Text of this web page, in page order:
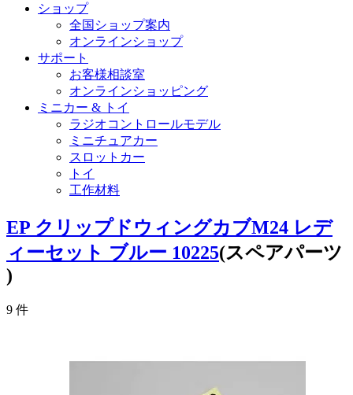
ショップ
全国ショップ案内
オンラインショップ
サポート
お客様相談室
オンラインショッピング
ミニカー & トイ
ラジオコントロールモデル
ミニチュアカー
スロットカー
トイ
工作材料
EP クリップドウィングカブM24 レデ
ィーセット ブルー 10225(スペアパーツ
)
9 件